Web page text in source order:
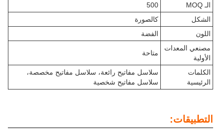
الـ MOQ
500
الشكل
كالصورة
اللون
الفضة
مصنعي المعدات
الأولية
متاحة
الكلمات
الرئيسية
سلاسل مفاتيح رائعة، سلاسل مفاتيح مخصصة،
سلاسل مفاتيح شخصية
التطبيقات: